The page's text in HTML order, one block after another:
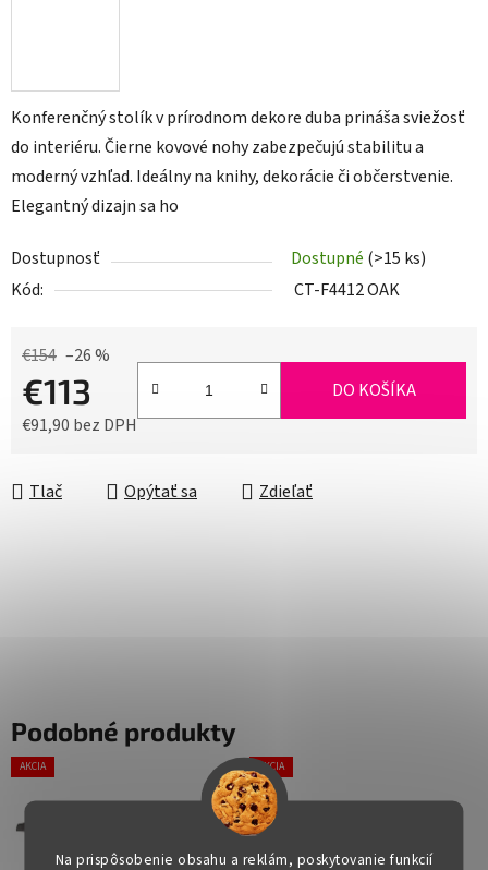
Na prispôsobenie obsahu a reklám, poskytovanie funkcií
Konferenčný stolík v prírodnom dekore duba prináša sviežosť
do interiéru. Čierne kovové nohy zabezpečujú stabilitu a
moderný vzhľad. Ideálny na knihy, dekorácie či občerstvenie.
Elegantný dizajn sa ho
Dostupnosť Dostupné (>15 ks)
Kód:
CT-F4412 OAK
€154 –26 %
€113
€91,90 bez DPH
DO KOŠÍKA
Tlač Opýtať sa Zdieľať
Podobné produkty
AKCIA AKCIA